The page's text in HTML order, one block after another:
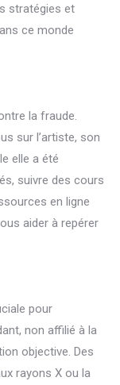
stratégies et
ce monde
la fraude.
sur l’artiste, son
elle a été
suivre des cours
en ligne
aider à repérer
pour
non affilié à la
objective. Des
rayons X ou la